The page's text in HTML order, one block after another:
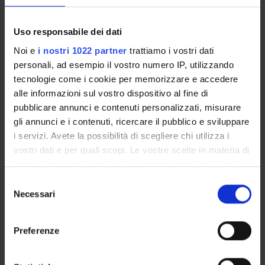
Uso responsabile dei dati
Noi e i nostri 1022 partner trattiamo i vostri dati
personali, ad esempio il vostro numero IP, utilizzando
tecnologie come i cookie per memorizzare e accedere
alle informazioni sul vostro dispositivo al fine di
pubblicare annunci e contenuti personalizzati, misurare
gli annunci e i contenuti, ricercare il pubblico e sviluppare
i servizi. Avete la possibilità di scegliere chi utilizza i
vostri dati e per quali scopi. Le vostre scelte in materia di
privacy sono applicabili solo su questa proprietà digitale
modificare o revocare il proprio consenso in qualsiasi
momento dalla Dichiarazione sui cookie o facendo clic
delNecessari
Preferenze
Professore ordinario
ATTIVITÀ
AREE DI RICERCA
DOTTORATI DI RICERCA
STRUTTURE
LABORATORI DI RICERCA
SPIN OFF E AZIENDE